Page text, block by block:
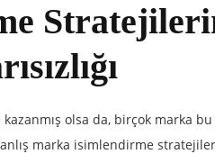
olsa da, birçok marka
marka isimlendirme